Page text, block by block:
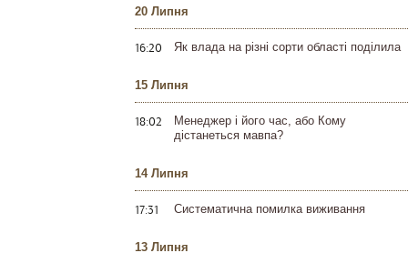
20 Липня
16:20 Як влада на різні сорти області поділила
15 Липня
18:02
Менеджер і його час, або Кому
дістанеться мавпа?
14 Липня
17:31 Систематична помилка виживання
13 Липня